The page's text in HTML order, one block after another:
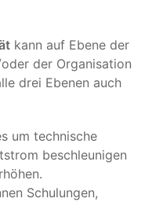
kann auf Ebene der
der Organisation
drei Ebenen auch
um technische
beschleunigen
Schulungen,